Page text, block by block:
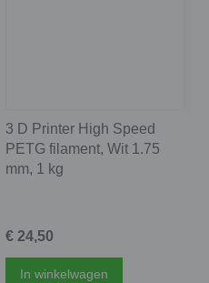
3 D Printer High Speed
PETG filament, Wit 1.75
mm, 1 kg
€ 24,50
In winkelwagen